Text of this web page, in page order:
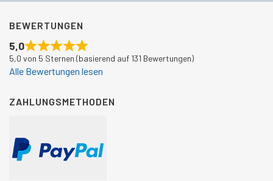
BEWERTUNGEN
5,0
5,0 von 5 Sternen (basierend auf 131 Bewertungen)
Alle Bewertungen lesen
ZAHLUNGSMETHODEN